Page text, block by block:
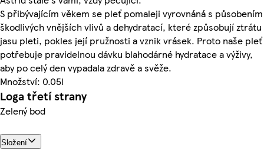
S přibývajícím věkem se pleť pomaleji vyrovnáná s působením
škodlivých vnějších vlivů a dehydratací, které způsobují ztrátu
jasu pleti, pokles její pružnosti a vznik vrásek. Proto naše pleť
potřebuje pravidelnou dávku blahodárné hydratace a výživy,
aby po celý den vypadala zdravě a svěže.
Množství: 0.05l
Loga třetí strany
Zelený bod
Složení